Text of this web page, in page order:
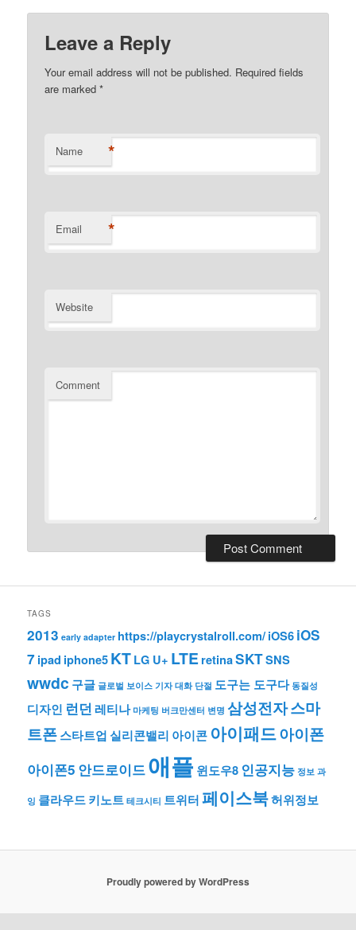
Leave a Reply
Your email address will not be published. Required fields
are marked*
Name *
Email *
Website
Comment
TAGS
2013 early adapter https://playcrystalroll.com/ iOS6 iOS
7 ipad iphone5 KT LG U+ LTE retinaSKTSNS
wwdc 구글 글로벌 보이스 기자 대화 단절 도구는 도구다 동질성
디자인 런던 레티나 마케팅 버크만센터 변명 삼성전자스마
트폰 스타트업 실리콘밸리 아이콘 아이패드아이폰
아이폰5 안드로이드애플 윈도우8 인공지능 정보 과
잉 클라우드 키노트 테크시티 트위터 페이스북허위정보
Proudly powered by WordPress